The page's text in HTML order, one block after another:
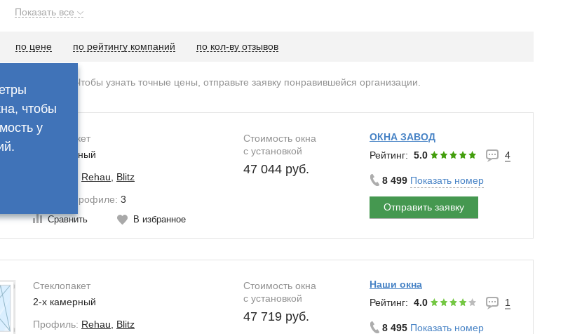
Показать все
по цене по рейтингу компаний по кол-ву отзывов
примерные. Чтобы узнать точные цены, отправьте заявку понравившейся организации.
Стеклопакет
2-х камерный
Rehau
Blitz
Камер в профиле: 3
Сравнить В избранное
Стоимость окна
c установкой
47 044 руб.
ОКНА ЗАВОД
Рейтинг: 5.0 4
8 499 Показать номер
Отправить заявку
окна от производителя любой сложности – недорого!
Стеклопакет
2-х камерный
Профиль: Rehau
Blitz
Стоимость окна
c установкой
47 719 руб.
Наши окна
Рейтинг: 4.0 1
8 495 Показать номер
чтобы
у